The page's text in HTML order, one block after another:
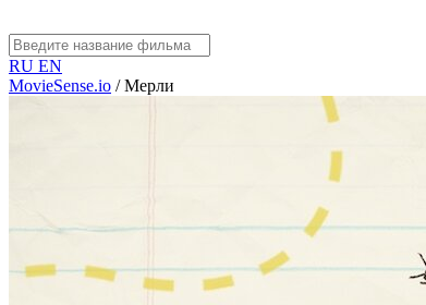
RU EN
MovieSense.io / Мерли